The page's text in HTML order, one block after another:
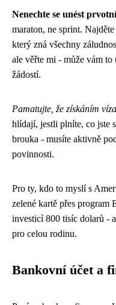
Nenechte se unést
maraton, ne sprint.
který zná všechny
ale věřte mi - může vám to
žádostí.
Pamatujte, že získáním
hlídají, jestli plníte, co jste
brouka - musíte aktivně
povinnosti.
Pro ty, kdo to myslí s
zelené kartě přes program
investicí 800 tisíc dolarů -
pro celou rodinu.
Bankovní účet a